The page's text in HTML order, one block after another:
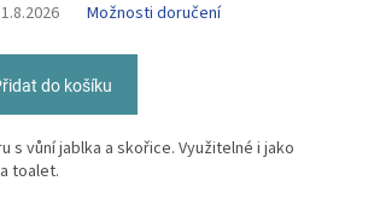
Možnosti doručení
do košíku
s vůní jablka a skořice. Využitelné i jako
toalet.